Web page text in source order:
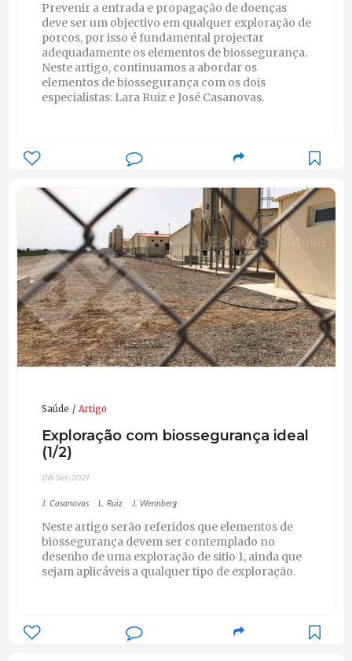
Prevenir a entrada e propagação de doenças
deve ser um objectivo em qualquer exploração de
porcos, por isso é fundamental projectar
adequadamente os elementos de biossegurança.
Neste artigo, continuamos a abordar os
elementos de biossegurança com os dois
especialistas: Lara Ruiz e José Casanovas.
Saúde Artigo
Exploração com biossegurança ideal
(1/2)
08-Set-2021
J. Casanovas L. Ruiz J. Wennberg
Neste artigo serão referidos que elementos de
biossegurança devem ser contemplado no
desenho de uma exploração de sitio 1, ainda que
sejam aplicáveis a qualquer tipo de exploração.